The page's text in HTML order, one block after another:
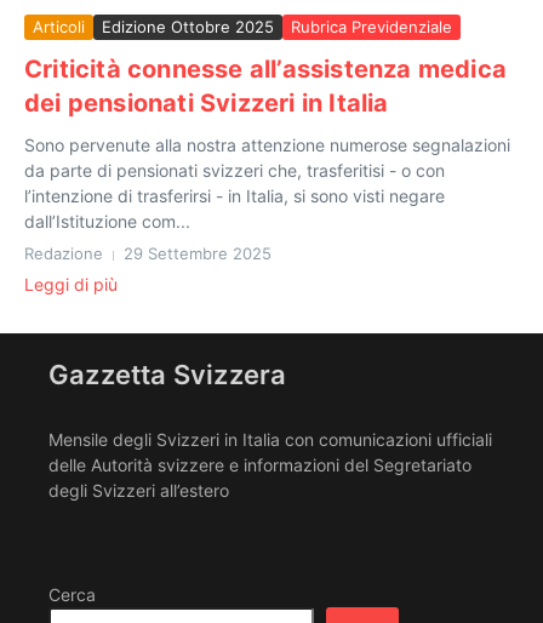
Articoli Edizione Ottobre 2025 Rubrica Previdenziale
Criticità connesse all’assistenza medica
dei pensionati Svizzeri in Italia
Sono pervenute alla nostra attenzione numerose segnalazioni
da parte di pensionati svizzeri che, trasferitisi - o con
l’intenzione di trasferirsi - in Italia, si sono visti negare
dall’Istituzione com...
Redazione 29 Settembre 2025
Leggi di più
Gazzetta Svizzera
Mensile degli Svizzeri in Italia con comunicazioni ufficiali
delle Autorità svizzere e informazioni del Segretariato
degli Svizzeri all’estero
Cerca